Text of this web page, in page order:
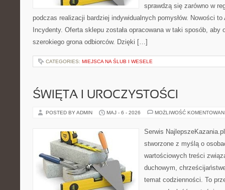
sprawdzą się zarówno w
podczas realizacji bardziej indywidualnych pomysłów. Nowości
Incydenty. Oferta sklepu została opracowana w taki sposób, aby
szerokiego grona odbiorców. Dzięki […]
CATEGORIES: MIEJSCA NA ŚLUB I WESELE
ŚWIĘTA I UROCZYSTOŚCI
POSTED BY ADMIN MAJ - 6 - 2026 MOŻLIWOŚĆ
Serwis
stworzone z myślą o
wartościowych treści
duchowym,
temat codzienności. To